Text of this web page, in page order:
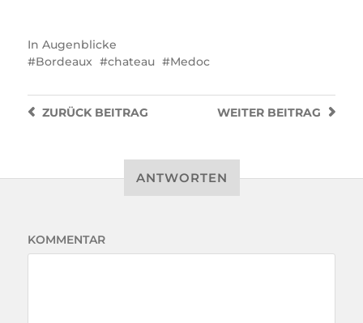
In Augenblicke
Bordeaux
chateau Medoc
WEITER BEITRAG
ZURÜCKBEITRAG
ANTWORTEN
KOMMENTAR